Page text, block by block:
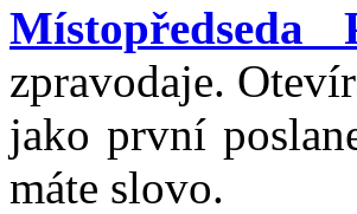
zpravodaje.
jako první
máte slovo.